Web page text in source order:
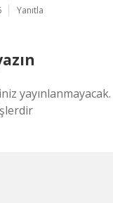
Yanıtla
yayınlanmayacak.